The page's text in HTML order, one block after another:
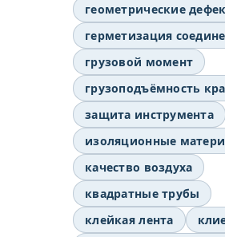
геометрические
герметизация
грузовой момент
грузоподъёмность
защита инструмента
изоляционные
качество воздуха
квадратные трубы
клейкая лента